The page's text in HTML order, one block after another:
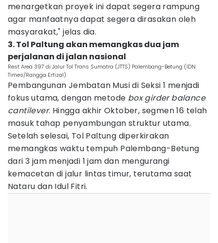
menargetkan proyek ini dapat segera rampung
agar manfaatnya dapat segera dirasakan oleh
masyarakat," jelas dia.
3. Tol Paltung akan memangkas dua jam
perjalanan di jalan nasional
Rest Area 397 di Jalur Tol Trans Sumatra (JTTS) Palembang-Betung (IDN
Times/Rangga Erfizal)
Pembangunan Jembatan Musi di Seksi 1 menjadi
fokus utama, dengan metode box girder balance
cantilever. Hingga akhir Oktober, segmen 16 telah
masuk tahap penyambungan struktur utama.
Setelah selesai, Tol Paltung diperkirakan
memangkas waktu tempuh Palembang-Betung
dari 3 jam menjadi 1 jam dan mengurangi
kemacetan di jalur lintas timur, terutama saat
Nataru dan Idul Fitri.